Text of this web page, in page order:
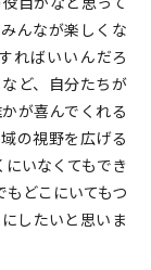
んなが楽しくな
ればいいんだろ
ど、自分たちが
が喜んでくれる
の視野を広げる
いなくてもでき
どこにいてもつ
したいと思いま